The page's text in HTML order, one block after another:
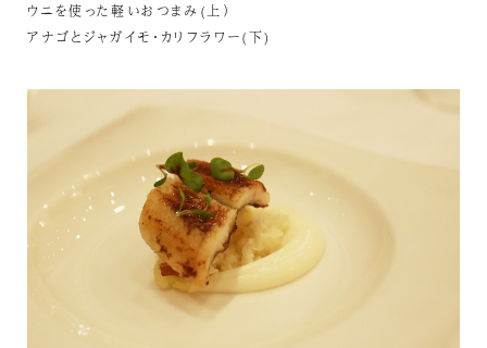
ウニを使った軽いおつまみ(上）
アナゴとジャガイモ・カリフラワー(下)